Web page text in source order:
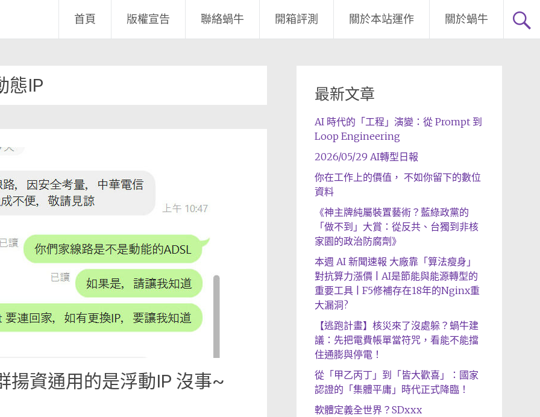
首頁 版權宣告 聯絡蝸牛 開箱評測 關於本站運作 關於蝸牛
態IP
揚資通用的是浮動IP 沒事~
最新文章
AI 時代的「工程」演變：從 Prompt 到
Loop Engineering
2026/05/29 AI轉型日報
你在工作上的價值， 不如你留下的數位
資料
《神主牌純屬裝置藝術？藍綠政黨的
「做不到」大賞：從反共、台獨到非核
家園的政治防腐劑》
本週 AI 新聞速報 大廠靠「算法瘦身」
對抗算力漲價 | AI是節能與能源轉型的
重要工具 | F5修補存在18年的Nginx重
大漏洞?
【逃跑計畫】核災來了沒處躲？蝸牛建
議：先把電費帳單當符咒，看能不能擋
住通膨與停電！
從「甲乙丙丁」到「皆大歡喜」：國家
認證的「集體平庸」時代正式降臨！
軟體定義全世界？SDxxx